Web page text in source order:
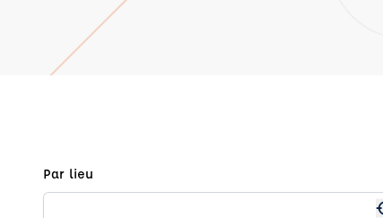
Par lieu